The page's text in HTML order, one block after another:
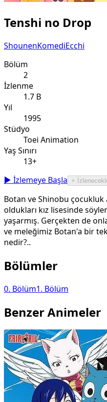
Tenshi no Drop
ShounenKomediEcchi
Bölüm
2
İzlenme
1.7 B
Yıl
1995
Stüdyo
Toei Animation
Yaş Sınırı
13+
▶ İzlemeye Başla
+
Botan ve Shinobu çocukluk
oldukları kız lisesinde
yaşarmış. Gerçekten de
ve meleğimiz Botan'a bir
nedir?..
Bölümler
0. Bölüm1. Bölüm
Benzer Animeler